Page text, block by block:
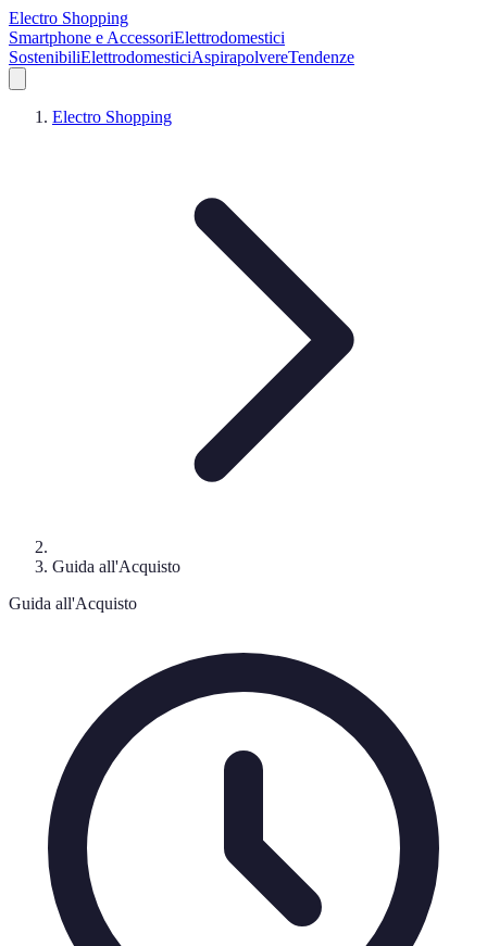
Electro Shopping
Smartphone e AccessoriElettrodomestici
SostenibiliElettrodomesticiAspirapolvereTendenze
Electro Shopping
Guida all'Acquisto
Guida all'Acquisto